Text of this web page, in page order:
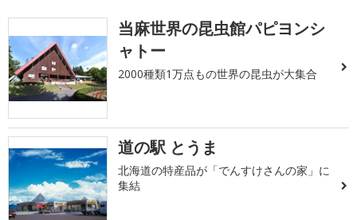
当麻世界の昆虫館パピヨンシ
ャトー
2000種類1万点もの世界の昆虫が大集合
道の駅 とうま
北海道の特産品が「でんすけさんの家」に
集結